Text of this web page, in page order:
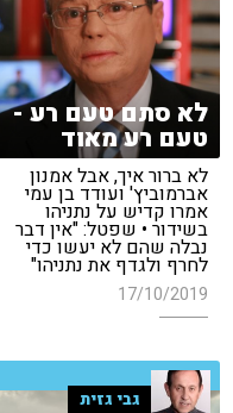
לא סתם טעם רע -
טעם רע מאוד
לא ברור איך, אבל אמנון
אברמוביץ' ועודד בן עמי
אמרו קדיש על נתניהו
בשידור • שפטל: "אין דבר
נבלה שהם לא יעשו כדי
לחרף ולגדף את נתניהו"
17/10/2019
גבי גזית